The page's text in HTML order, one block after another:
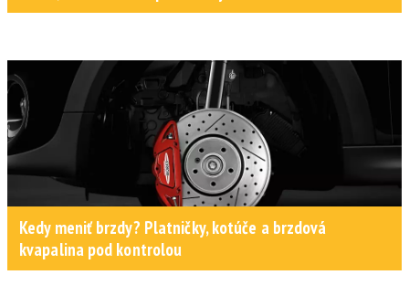
Kedy meniť brzdy? Platničky, kotúče a brzdová
kvapalina pod kontrolou